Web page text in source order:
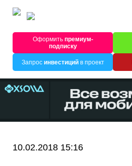
Оформитьпремиум-
подписку
Запрос инвестицийв проект
10.02.2018 15:16